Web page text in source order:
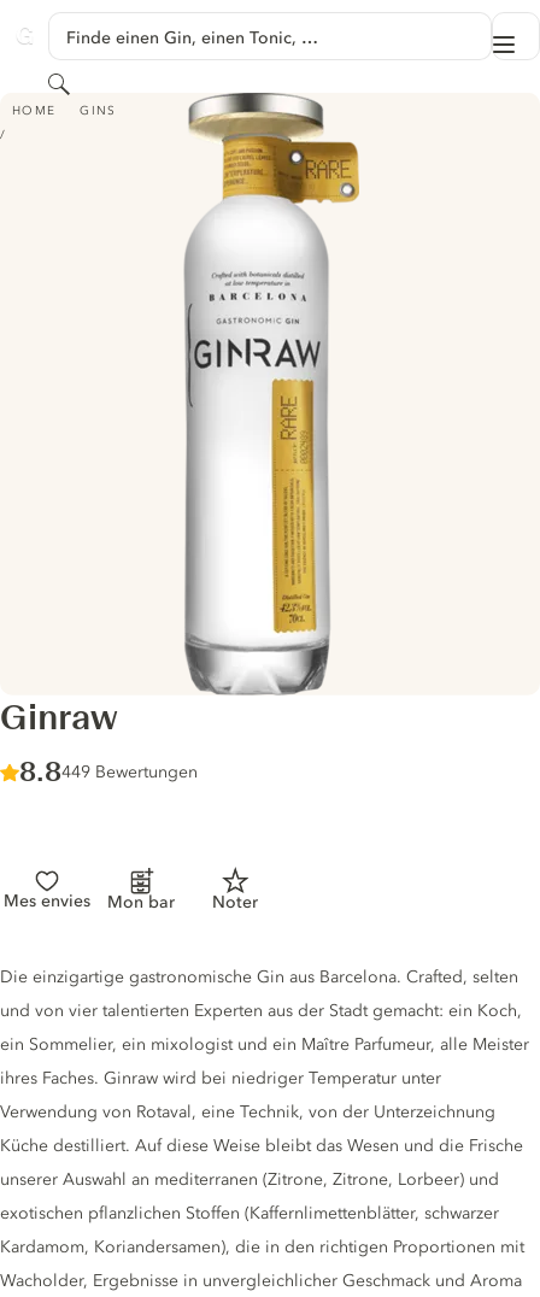
GINVENTORY
Finde einen Gin, einen Tonic, …
Suchen
HOME GINS
GINRAW
Ginraw
Score :
8.8/ 10
449 Bewertungen
Mes envies Mon bar Noter
Gin description
Die einzigartige gastronomische Gin aus Barcelona. Crafted, selten
und von vier talentierten Experten aus der Stadt gemacht: ein Koch,
ein Sommelier, ein mixologist und ein Maître Parfumeur, alle Meister
ihres Faches. Ginraw wird bei niedriger Temperatur unter
Verwendung von Rotaval, eine Technik, von der Unterzeichnung
Küche destilliert. Auf diese Weise bleibt das Wesen und die Frische
unserer Auswahl an mediterranen (Zitrone, Zitrone, Lorbeer) und
exotischen pflanzlichen Stoffen (Kaffernlimettenblätter, schwarzer
Kardamom, Koriandersamen), die in den richtigen Proportionen mit
Wacholder, Ergebnisse in unvergleichlicher Geschmack und Aroma